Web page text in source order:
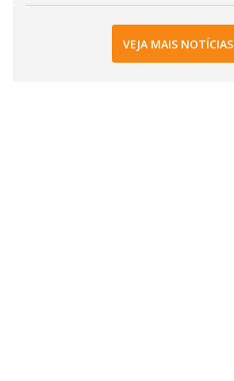
VEJA MAIS NOTÍCIAS